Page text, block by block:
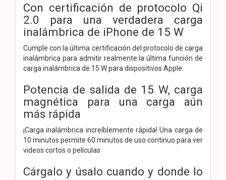
Con certificación de protocolo Qi
2.0 para una verdadera carga
inalámbrica de iPhone de 15 W
Cumple con la última certificación del protocolo de carga
inalámbrica para admitir realmente la última función de
carga inalámbrica de 15 W para dispositivos Apple.
Potencia de salida de 15 W, carga
magnética para una carga aún
más rápida
¡Carga inalámbrica increíblemente rápida! Una carga de
10 minutos permite 60 minutos de uso continuo para ver
videos cortos o películas
Cárgalo y úsalo cuando y donde lo